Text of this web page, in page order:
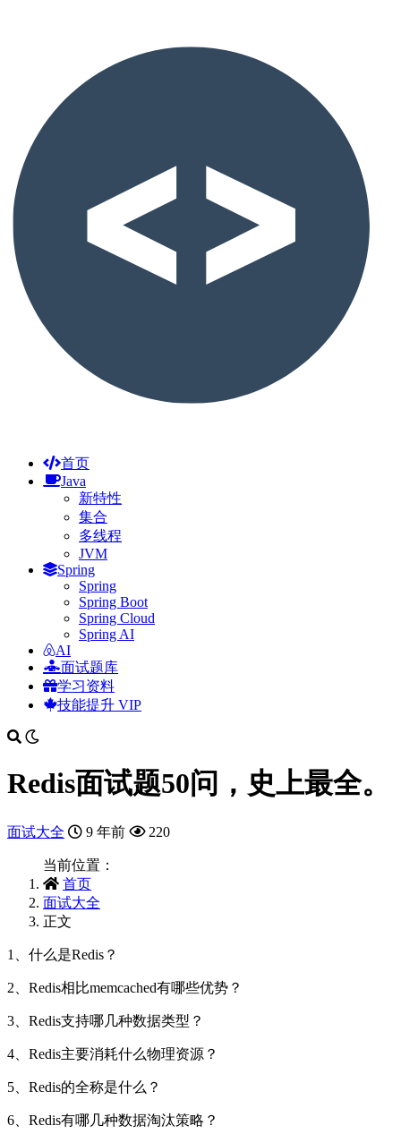
首页
Java
新特性
集合
多线程
JVM
Spring
Spring
Spring Boot
Spring Cloud
Spring AI
AI
面试题库
学习资料
技能提升 VIP
Redis面试题50问，史上最全。
面试大全 9 年前 220
当前位置：
首页
面试大全
正文
1、什么是Redis？
2、Redis相比memcached有哪些优势？
3、Redis支持哪几种数据类型？
4、Redis主要消耗什么物理资源？
5、Redis的全称是什么？
6、Redis有哪几种数据淘汰策略？